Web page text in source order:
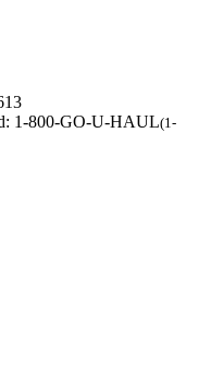
1-800-GO-U-HAUL(1-